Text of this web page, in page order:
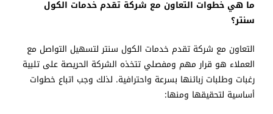
ما هي خطوات التعاون مع شركة تقدم خدمات الكول
سنتر؟
التعاون مع شركة تقدم خدمات الكول سنتر لتسهيل التواصل مع
العملاء هو قرار مهم ومفصلي تتخذه الشركة الحريصة على تلبية
رغبات وطلبات زبائنها بسرعة واحترافية. لذلك وجب اتباع خطوات
أساسية لتحقيقها ومنها: